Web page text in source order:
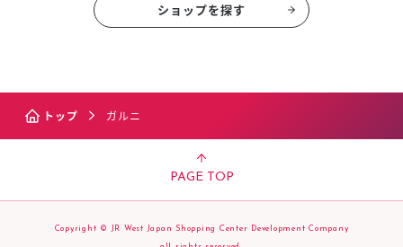
ショップを探す
トップ ガルニ
PAGE TOP
Copyright © JR West Japan Shopping Center Development Company